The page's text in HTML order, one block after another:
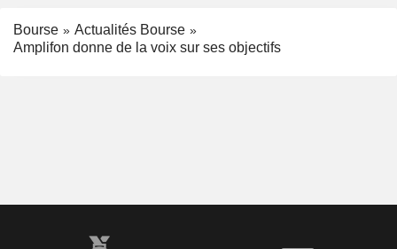
Bourse
Actualités Bourse
Amplifon donne de la voix sur ses objectifs